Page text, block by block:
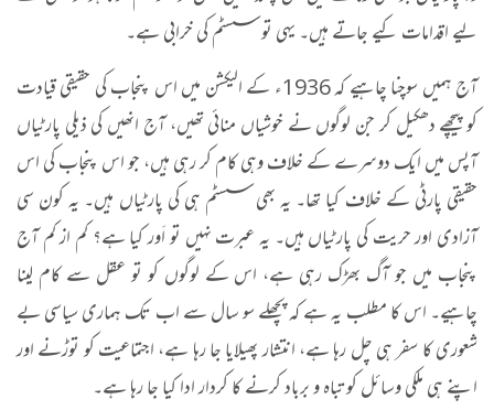
لیے اقدامات کیے جاتے ہیں۔ یہی تو سسٹم کی خرابی ہے۔
آج ہمیں سوچنا چاہیے کہ 1936ء کے الیکشن میں اس پنجاب کی حقیقی قیادت
کو پیچھے دھکیل کر جن لوگوں نے خوشیاں منائی تھیں، آج انھیں کی ذیلی پارٹیاں
آپس میں ایک دوسرے کے خلاف وہی کام کر رہی ہیں، جو اس پنجاب کی اس
حقیقی پارٹی کے خلاف کیا تھا۔ یہ بھی سسٹم ہی کی پارٹیاں ہیں۔ یہ کون سی
آزادی اور حریت کی پارٹیاں ہیں۔ یہ عبرت نہیں تو اَور کیا ہے؟ کم از کم آج
پنجاب میں جو آگ بھڑک رہی ہے، اس کے لوگوں کو تو عقل سے کام لینا
چاہیے۔ اس کا مطلب یہ ہے کہ پچھلے سو سال سے اب تک ہماری سیاسی بے
شعوری کا سفر ہی چل رہا ہے، انتشار پھیلایا جا رہا ہے، اجتماعیت کو توڑنے اور
اپنے ہی ملکی وسائل کو تباہ و برباد کرنے کا کردار ادا کیا جا رہا ہے۔